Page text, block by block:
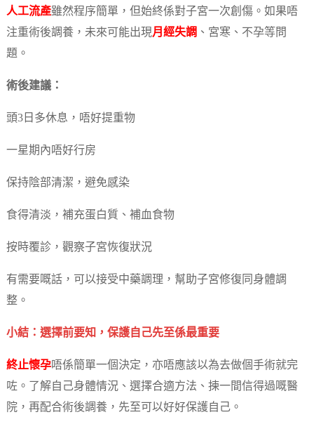
人工流產雖然程序簡單，但始終係對子宮一次創傷。如果唔
注重術後調養，未來可能出現月經失調 、宮寒、不孕等問
題。
術後建議：
頭3日多休息，唔好提重物
一星期內唔好行房
保持陰部清潔，避免感染
食得清淡，補充蛋白質、補血食物
按時覆診，觀察子宮恢復狀況
有需要嘅話，可以接受中藥調理，幫助子宮修復同身體調
整。
小結：選擇前要知，保護自己先至係最重要
終止懷孕唔係簡單一個決定，亦唔應該以為去做個手術就完
咗。了解自己身體情況、選擇合適方法、揀一間信得過嘅醫
院，再配合術後調養，先至可以好好保護自己。